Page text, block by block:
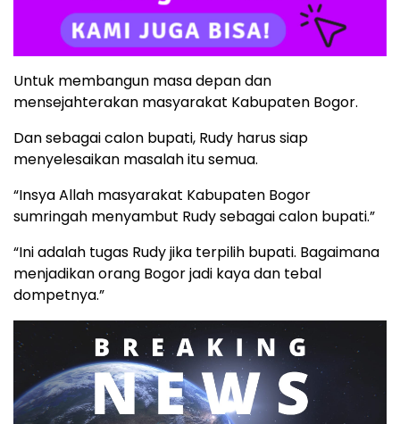
Untuk membangun masa depan dan
mensejahterakan masyarakat Kabupaten Bogor.
Dan sebagai calon bupati, Rudy harus siap
menyelesaikan masalah itu semua.
“Insya Allah masyarakat Kabupaten Bogor
sumringah menyambut Rudy sebagai calon bupati.”
“Ini adalah tugas Rudy jika terpilih bupati. Bagaimana
menjadikan orang Bogor jadi kaya dan tebal
dompetnya.”